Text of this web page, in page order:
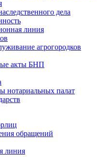
дела
линия
агрогородков
акты БНП
нотариальных палат
обращений
линия